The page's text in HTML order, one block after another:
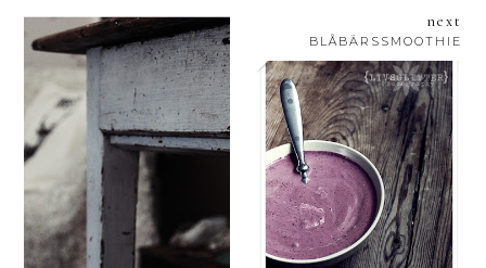
next
BLÅBÄRSSMOOTHIE